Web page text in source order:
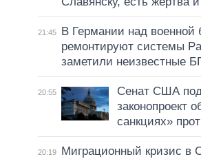
21:45
В Германии над военной
ремонтируют системы
заметили неизвестные
20:55
Сенат США
законопроект
санкциях»
20:19
Миграционный кризис в